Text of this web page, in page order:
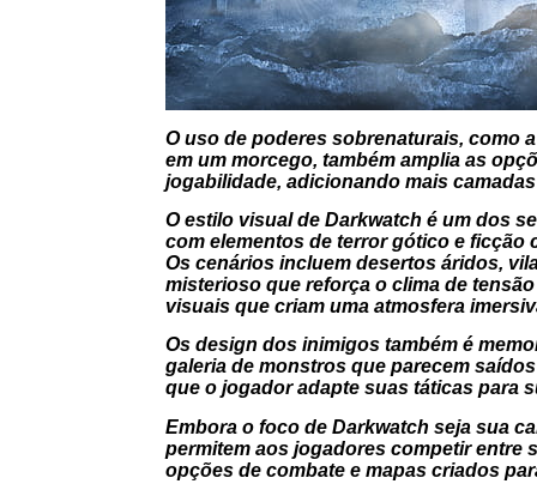
O uso de poderes sobrenaturais, como
em um morcego, também amplia as
jogabilidade, adicionando mais
O estilo visual de Darkwatch é um dos
com elementos de terror gótico e
Os cenários incluem desertos áridos,
misterioso que reforça o clima de
visuais que criam uma atmosfera
Os design dos inimigos também é
galeria de monstros que parecem
que o jogador adapte suas táticas para
Embora o foco de Darkwatch seja sua
permitem aos jogadores competir entre
opções de combate e mapas criados